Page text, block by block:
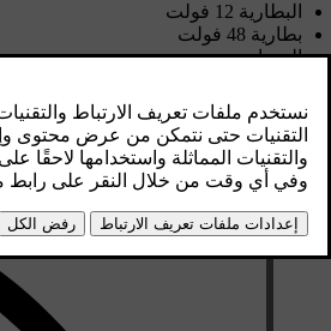
البطارية 12 فولت
بطارية 48 فولت
المصاهر